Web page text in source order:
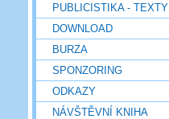
PUBLICISTIKA - TEXTY
DOWNLOAD
BURZA
SPONZORING
ODKAZY
NÁVŠTĚVNÍ KNIHA